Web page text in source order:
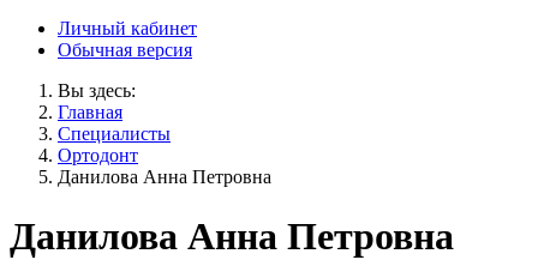
Личный кабинет
Обычная версия
Вы здесь:
Главная
Специалисты
Ортодонт
Данилова Анна Петровна
Данилова Анна Петровна